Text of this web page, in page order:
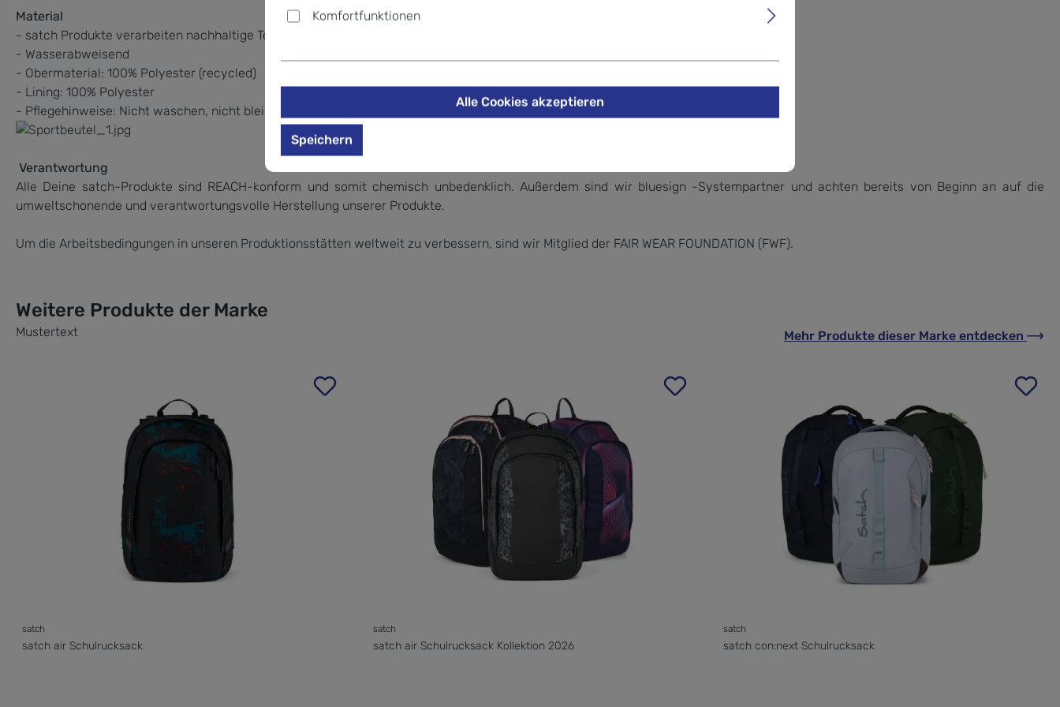
Material
- satch Produkte verarbeiten nachhaltige Textilien, die bis zu 100% aus recycelten PET-Flaschen hergestellt sind.
- Wasserabweisend
- Obermaterial: 100% Polyester (recycled)
- Lining: 100% Polyester
- Pflegehinweise: Nicht waschen, nicht bleichen, nicht im Trockner trocknen, nicht bügeln, nicht trockenreinigen
Verantwortung
Alle Deine satch-Produkte sind REACH-konform und somit chemisch unbedenklich. Außerdem sind wir bluesign ️-Systempartner und achten bereits von Beginn an auf die
umweltschonende und verantwortungsvolle Herstellung unserer Produkte.
Um die Arbeitsbedingungen in unseren Produktionsstätten weltweit zu verbessern, sind wir Mitglied der FAIR WEAR FOUNDATION (FWF).
Weitere Produkte der Marke
Mustertext Mehr Produkte dieser Marke entdecken
satch
satch air Schulrucksack
satch
satch air Schulrucksack Kollektion 2026
satch
satch con:next Schulrucksack
Komfortfunktionen
Alle Cookies akzeptieren
Speichern